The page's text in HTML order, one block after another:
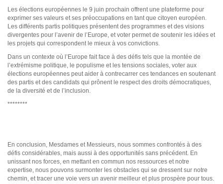
Les élections européennes le 9 juin prochain offrent une plateforme pour
exprimer ses valeurs et ses préoccupations en tant que citoyen européen.
Les différents partis politiques présentent des programmes et des visions
divergentes pour l’avenir de l’Europe, et voter permet de soutenir les idées et
les projets qui correspondent le mieux à vos convictions.
Dans un contexte où l’Europe fait face à des défis tels que la montée de
l’extrémisme politique, le populisme et les tensions sociales, voter aux
élections européennes peut aider à contrecarrer ces tendances en soutenant
des partis et des candidats qui prônent le respect des droits démocratiques,
de la diversité et de l’inclusion.
********
En conclusion, Mesdames et Messieurs, nous sommes confrontés à des
défis considérables, mais aussi à des opportunités sans précédent. En
unissant nos forces, en mettant en commun nos ressources et notre
expertise, nous pouvons surmonter les obstacles qui se dressent sur notre
chemin, et tracer une voie vers un avenir meilleur et plus prospère pour tous.